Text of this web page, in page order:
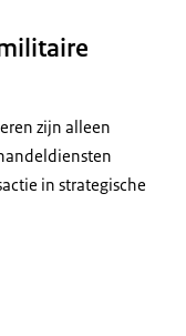
zijn alleen
in strategische